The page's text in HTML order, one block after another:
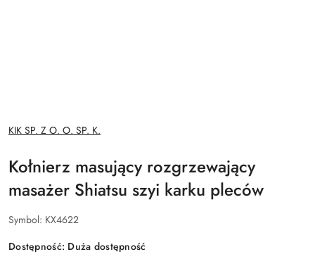
NAZWA
PRODUCENTA:
KIK SP. Z O. O. SP. K.
Kołnierz masujący rozgrzewający
masażer Shiatsu szyi karku pleców
Symbol: KX4622
Dostępność: Duża dostępność